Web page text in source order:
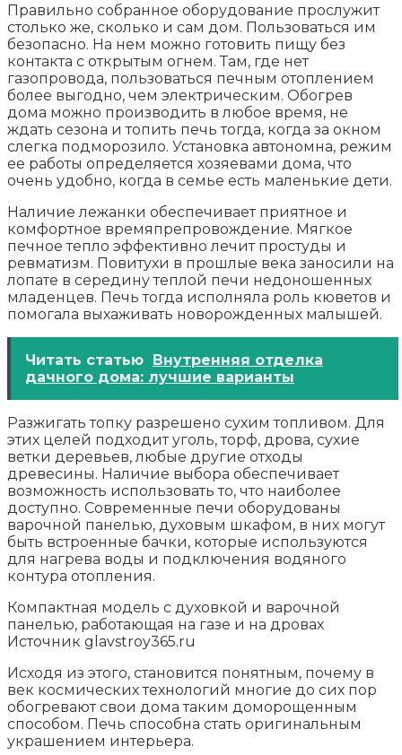
Правильно собранное оборудование прослужит
столько же, сколько и сам дом. Пользоваться им
безопасно. На нем можно готовить пищу без
контакта с открытым огнем. Там, где нет
газопровода, пользоваться печным отоплением
более выгодно, чем электрическим. Обогрев
дома можно производить в любое время, не
ждать сезона и топить печь тогда, когда за окном
слегка подморозило. Установка автономна, режим
ее работы определяется хозяевами дома, что
очень удобно, когда в семье есть маленькие дети.
Наличие лежанки обеспечивает приятное и
комфортное времяпрепровождение. Мягкое
печное тепло эффективно лечит простуды и
ревматизм. Повитухи в прошлые века заносили на
лопате в середину теплой печи недоношенных
младенцев. Печь тогда исполняла роль кюветов и
помогала выхаживать новорожденных малышей.
Читать статью Внутренняя отделка
дачного дома: лучшие варианты
Разжигать топку разрешено сухим топливом. Для
этих целей подходит уголь, торф, дрова, сухие
ветки деревьев, любые другие отходы
древесины. Наличие выбора обеспечивает
возможность использовать то, что наиболее
доступно. Современные печи оборудованы
варочной панелью, духовым шкафом, в них могут
быть встроенные бачки, которые используются
для нагрева воды и подключения водяного
контура отопления.
Компактная модель с духовкой и варочной
панелью, работающая на газе и на дровах
Источник glavstroy365.ru
Исходя из этого, становится понятным, почему в
век космических технологий многие до сих пор
обогревают свои дома таким доморощенным
способом. Печь способна стать оригинальным
украшением интерьера.